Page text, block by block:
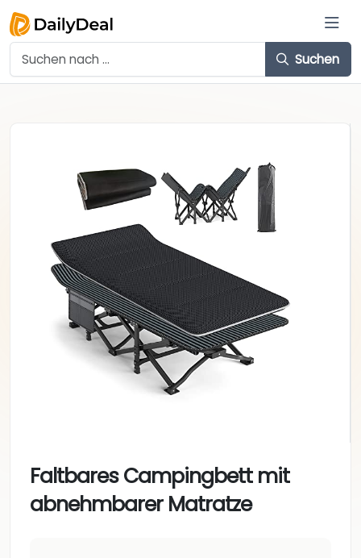
Suchen
Faltbares Campingbett mit
abnehmbarer Matratze